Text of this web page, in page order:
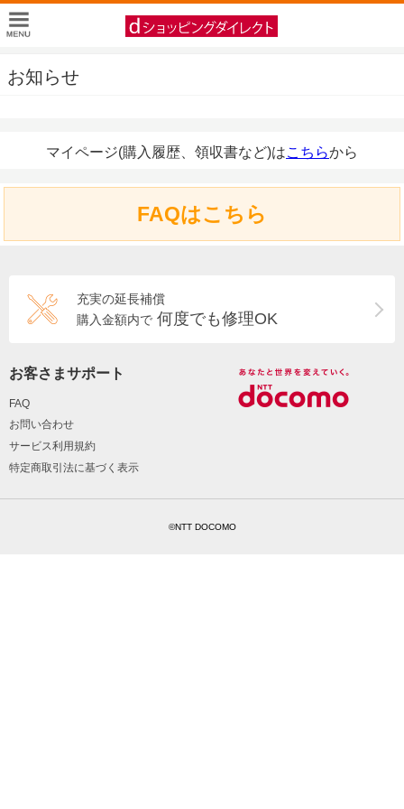
お知らせ
マイページ(購入履歴、領収書など)はこちらから
FAQはこちら
充実の延長補償
購入金額内で 何度でも修理OK
お客さまサポート
FAQ
お問い合わせ
サービス利用規約
特定商取引法に基づく表示
©NTT DOCOMO